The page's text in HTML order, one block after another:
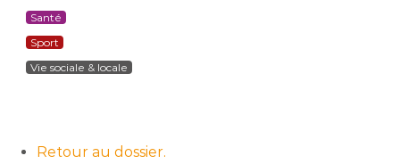
Santé
Sport
Vie sociale & locale
Retour au dossier.